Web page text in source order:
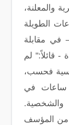
والمعلنة،
الطويلة
في مقابلة
قائلاً:" لم
فحسب،
ساعات في
والشخصية.
من المؤسف